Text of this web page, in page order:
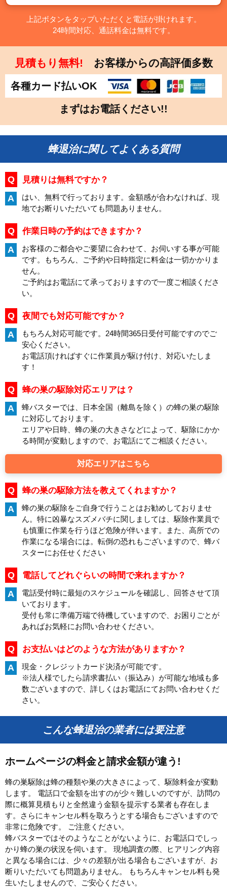
上記ボタンをタップいただくと電話が掛けれます。
24時間対応、通話料金は無料です。
見積もり無料! お客様からの高評価多数
各種カード払いOK
まずはお電話ください!!
蜂退治に関してよくある質問
Q 見積りは無料ですか？
A
はい、無料で行っております。金額感が合わなければ、現
地でお断りいただいても問題ありません。
Q 作業日時の予約はできますか？
A
お客様のご都合やご要望に合わせて、お伺いする事が可能
です。もちろん、ご予約や日時指定に料金は一切かかりま
せん。
ご予約はお電話にて承っておりますので一度ご相談くださ
い。
Q 夜間でも対応可能ですか？
A
もちろん対応可能です。24時間365日受付可能ですのでご
安心ください。
お電話頂ければすぐに作業員が駆け付け、対応いたしま
す！
Q 蜂の巣の駆除対応エリアは？
A
蜂バスターでは、日本全国（離島を除く）の蜂の巣の駆除
に対応しております。
エリアや日時、蜂の巣の大きさなどによって、駆除にかか
る時間が変動しますので、お電話にてご相談ください。
対応エリアはこちら
Q 蜂の巣の駆除方法を教えてくれますか？
A
蜂の巣の駆除をご自身で行うことはお勧めしておりませ
ん。特に凶暴なスズメバチに関しましては、駆除作業員で
も慎重に作業を行うほど危険が伴います。また、高所での
作業になる場合には。転倒の恐れもございますので、蜂バ
スターにお任せください
Q 電話してどれぐらいの時間で来れますか？
A
電話受付時に最短のスケジュールを確認し、回答させて頂
いております。
受付も常に準備万端で待機していますので、お困りごとが
あればお気軽にお問い合わせください。
Q お支払いはどのような方法がありますか？
A
現金・クレジットカード決済が可能です。
※法人様でしたら請求書払い（振込み）が可能な地域も多
数ございますので、詳しくはお電話にてお問い合わせくだ
さい。
こんな蜂退治の業者には要注意
ホームページの料金と請求金額が違う!
蜂の巣駆除は蜂の種類や巣の大きさによって、駆除料金が変動
します。 電話口で金額を出すのが少々難しいのですが、訪問の
際に概算見積もりと全然違う金額を提示する業者も存在しま
す。さらにキャンセル料を取ろうとする場合もございますので
非常に危険です。 ご注意ください。
蜂バスターではそのようなことがないように、お電話口でしっ
かり蜂の巣の状況を伺います。 現地調査の際、ヒアリング内容
と異なる場合には、少々の差額が出る場合もございますが、お
断りいただいても問題ありません。 もちろんキャンセル料も発
生いたしませんので、ご安心ください。